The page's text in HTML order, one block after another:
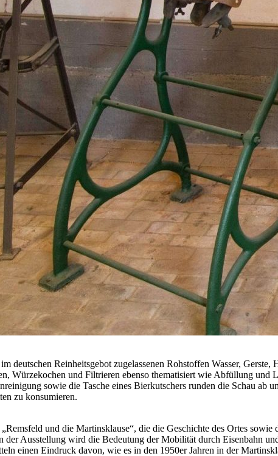
deutschen Reinheitsgebot zugelassenen Rohstoffen Wasser,
Würzekochen und Filtrieren ebenso thematisiert wie Abfüllung und
sowie die Tasche eines Bierkutschers runden die Schau ab
zu konsumieren.
und die Martinsklause“, die die Geschichte des Ortes
der Ausstellung wird die Bedeutung der Mobilität durch Eisenbahn
einen Eindruck davon, wie es in den 1950er Jahren in der